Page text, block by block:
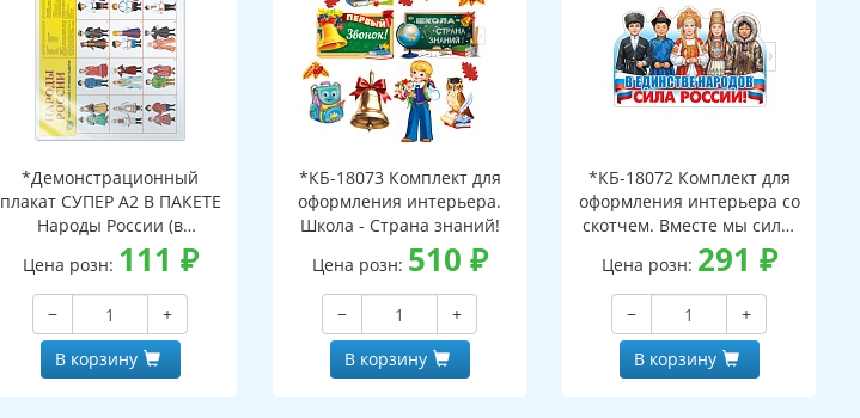
*Демонстрационный
плакат СУПЕР А2 В ПАКЕТЕ
Народы России (в
индивидуальной упаковке,
с европодвесом и клеевым
клапаном)
Цена розн: 111 ₽
−
+
В корзину
*КБ-18073 Комплект для
оформления интерьера.
Школа - Страна знаний!
Цена розн: 510 ₽
−
+
В корзину
*КБ-18072 Комплект для
оформления интерьера со
скотчем. Вместе мы сила!
(плакат А3 и гирлянда 1,6
м)
Цена розн: 291 ₽
−
+
В корзину